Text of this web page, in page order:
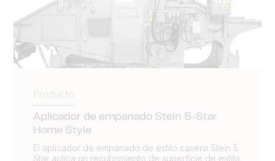
Producto
Aplicador de empanado Stein 5-Star
Home Style
El aplicador de empanado de estilo casero Stein 5
Star aplica un recubrimiento de superficie de estilo